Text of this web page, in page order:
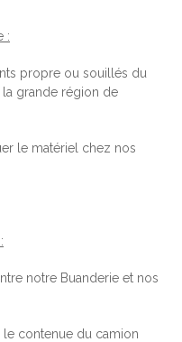
:
propre ou souillés du
grande région de
le matériel chez nos
notre Buanderie et nos
contenue du camion